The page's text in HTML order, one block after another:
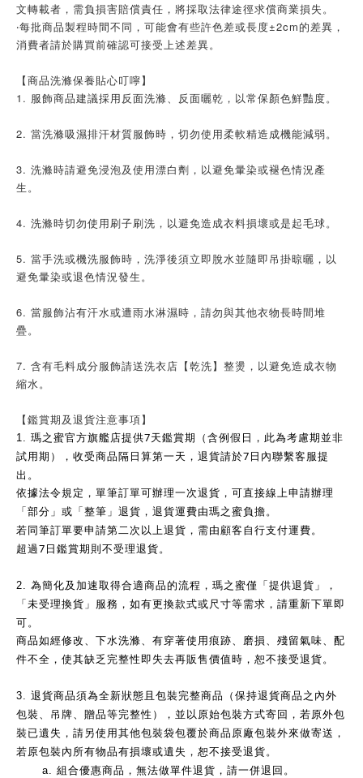
文轉載者，需負損害賠償責任，將採取法律途徑求償商業損失。
‧每批商品製程時間不同，可能會有些許色差或長度±2cm的差異，
消費者請於購買前確認可接受上述差異。
【商品洗滌保養貼心叮嚀】
1. 服飾商品建議採用反面洗滌、反面曬乾，以常保顏色鮮豔度。
2. 當洗滌吸濕排汗材質服飾時，切勿使用柔軟精造成機能減弱。
3. 洗滌時請避免浸泡及使用漂白劑，以避免暈染或褪色情況產
生。
4. 洗滌時切勿使用刷子刷洗，以避免造成衣料損壞或是起毛球。
5. 當手洗或機洗服飾時，洗淨後須立即脫水並隨即吊掛晾曬，以
避免暈染或退色情況發生。
6. 當服飾沾有汗水或遭雨水淋濕時，請勿與其他衣物長時間堆
疊。
7. 含有毛料成分服飾請送洗衣店【乾洗】整燙，以避免造成衣物
縮水。
【鑑賞期及退貨注意事項】
1. 瑪之蜜官方旗艦店提供7天鑑賞期（含例假日，此為考慮期並非
試用期），收受商品隔日算第一天，退貨請於7 日內聯繫客服提
出。
依據法令規定，單筆訂單可辦理一次退貨，可直接線上申請辦理
「部分」或「整筆」退貨，退貨運費由瑪之蜜負擔。
若同筆訂單要申請第二次以上退貨，需由顧客自行支付運費。
超過7 日鑑賞期則不受理退貨。
2. 為簡化及加速取得合適商品的流程，瑪之蜜僅「提供退貨」，
「未受理換貨」服務，如有更換款式或尺寸等需求，請重新下單即
可。
商品如經修改、下水洗滌、有穿著使用痕跡、磨損、殘留氣味、配
件不全，使其缺乏完整性即失去再販售價值時，恕不接受退貨。
3. 退貨商品須為全新狀態且包裝完整商品（保持退貨商品之內外
包裝、吊牌、贈品等完整性），並以原始包裝方式寄回，若原外包
裝已遺失，請另使用其他包裝袋包覆於商品原廠包裝外來做寄送，
若原包裝內所有物品有損壞或遺失，恕不接受退貨。
a. 組合優惠商品，無法做單件退貨，請一併退回。